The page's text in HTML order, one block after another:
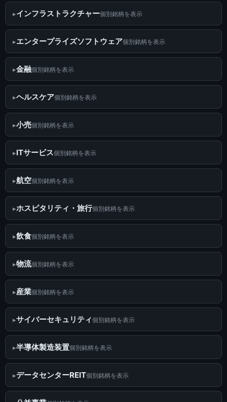
インフラストラクチャー個別銘柄を表示
エンタープライズソフトウェア個別銘柄を表示
金融個別銘柄を表示
ヘルスケア個別銘柄を表示
小売個別銘柄を表示
ITサービス個別銘柄を表示
航空個別銘柄を表示
ホスピタリティ・旅行個別銘柄を表示
飲食個別銘柄を表示
物流個別銘柄を表示
産業個別銘柄を表示
サイバーセキュリティ個別銘柄を表示
半導体製造装置個別銘柄を表示
データセンターREIT個別銘柄を表示